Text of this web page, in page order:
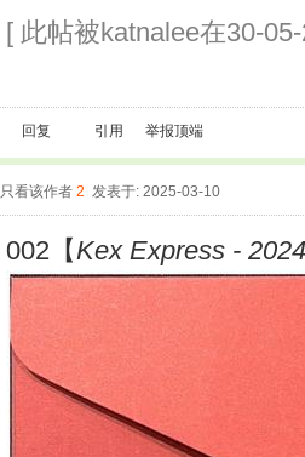
[ 此帖被katnalee在30-
回复 引用 举报顶端
只看该作者 2 发表于: 2025-03-10
002【Kex Express -